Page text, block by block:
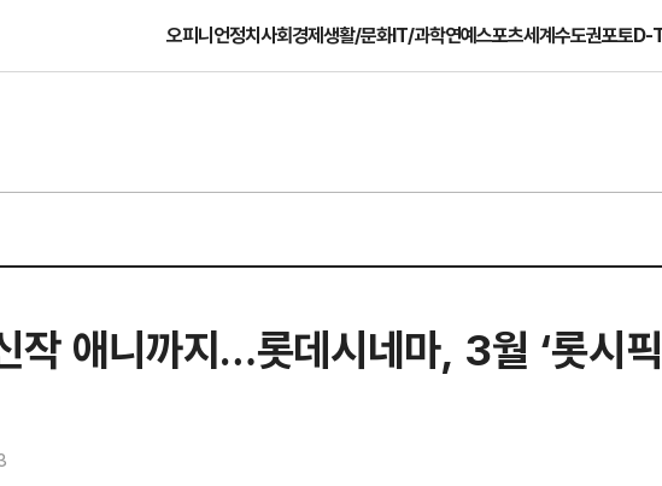
오피니언정치사회경제생활/문화IT/과학연예스포츠세계수도권포토D-
작 애니까지…롯데시네마, 3월 ‘롯시